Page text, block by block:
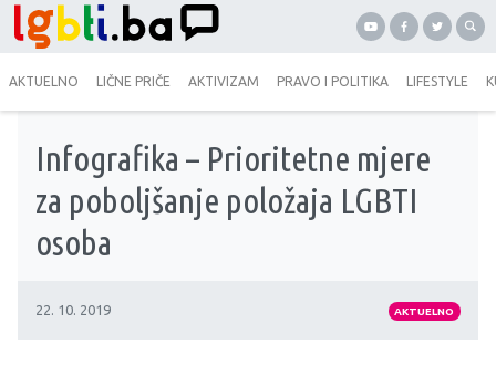
AKTUELNO LIČNE PRIČE AKTIVIZAM PRAVO I POLITIKA LIFESTYLE
Infografika – Prioritetne mjere
za poboljšanje položaja LGBTI
osoba
22. 10. 2019 AKTUELNO